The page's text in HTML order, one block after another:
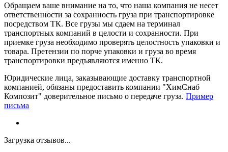
Обращаем ваше внимание на то, что наша компания не несет
ответственности за сохранность груза при транспортировке
посредством ТК. Все грузы мы сдаем на терминал
транспортных компаний в целости и сохранности. При
приемке груза необходимо проверять целостность упаковки и
товара. Претензии по порче упаковки и груза во время
транспортировки предъявляются именно ТК.
Юридические лица, заказывающие доставку транспортной
компанией, обязаны предоставить компании "ХимСнаб
Композит" доверительное письмо о передаче груза. Пример
письма
Загрузка отзывов...